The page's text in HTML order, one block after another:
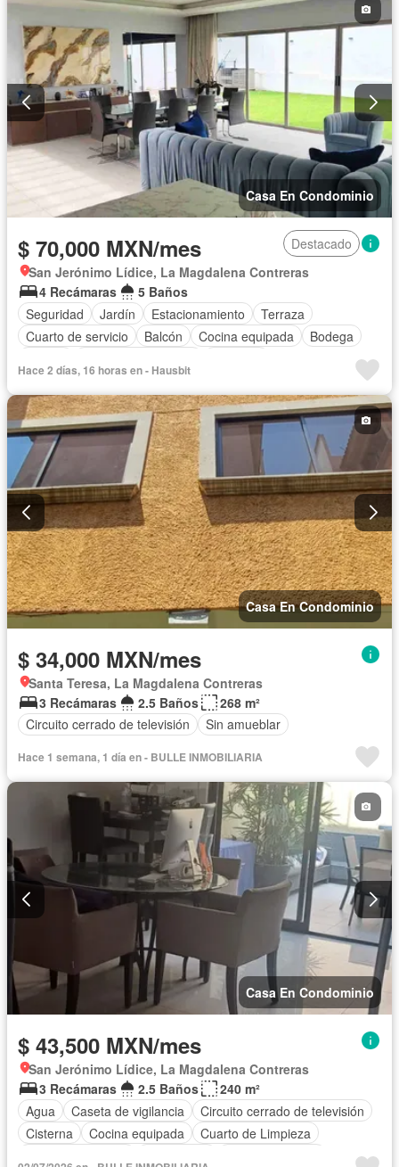
Casa En Condominio
$ 70,000 MXN/mes
Destacado
San Jerónimo Lídice, La Magdalena Contreras
4 Recámaras
5 Baños
Seguridad
Jardín Estacionamiento
Terraza
Cuarto de servicio
Balcón Cocina equipada
Bodega
Permite mascotas
Sin amueblar
Hace 2 días, 16 horas en - Hausbit
Casa En Condominio
$ 34,000 MXN/mes
Santa Teresa, La Magdalena Contreras
3 Recámaras
2.5 Baños
268 m²
Circuito cerrado de televisión
Sin amueblar
Hace 1 semana, 1 día en - BULLE INMOBILIARIA
Casa En Condominio
$ 43,500 MXN/mes
San Jerónimo Lídice, La Magdalena Contreras
3 Recámaras
2.5 Baños
240 m²
Agua
Caseta de vigilancia
Circuito cerrado de televisión
Cisterna
Cocina equipada
Cuarto de Limpieza